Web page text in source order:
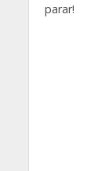
parar!